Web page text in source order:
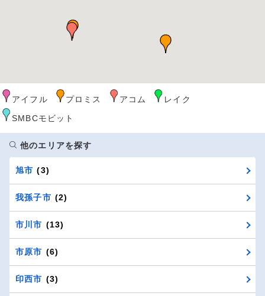
アイフル プロミス アコム
レイク
SMBCモビット
他のエリアを探す
旭市 (3)
我孫子市 (2)
市川市 (13)
市原市 (6)
印西市 (3)